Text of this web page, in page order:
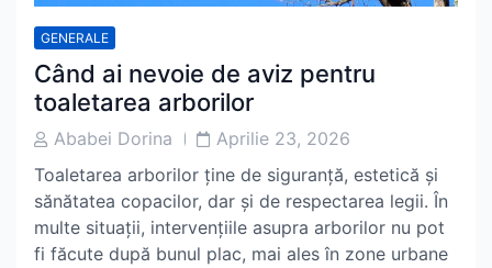
GENERALE
Când ai nevoie de aviz pentru
toaletarea arborilor
PostAbabei Dorina
PostAprilie 23, 2026
Toaletarea arborilor ține de siguranță, estetică și
sănătatea copacilor, dar și de respectarea legii. În
multe situații, intervențiile asupra arborilor nu pot
fi făcute după bunul plac, mai ales în zone urbane